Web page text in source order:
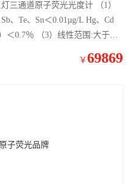
、Te、Sn＜0.01µg/L Hg、Cd
＜0.7％ （3）线性范围:大于三
￥ 69869